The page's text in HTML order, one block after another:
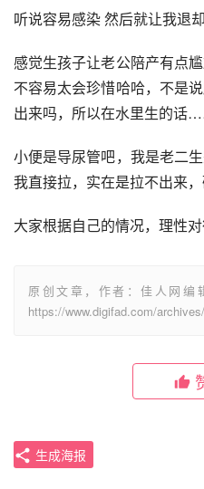
听说容易感染 然后就让我退
感觉生孩子让老公陪产有点
不容易太会珍惜哈哈，不是
出来吗，所以在水里生的话
小便是导尿管吧，我是老二
我直接拉，实在是拉不出来
大家根据自己的情况，理性对
原创文章，作者：佳人网编
https://www.digifad.com/
生成海报